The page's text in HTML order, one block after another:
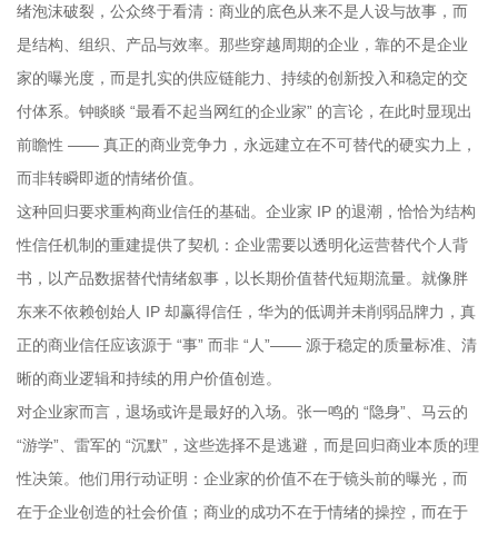
绪泡沫破裂，公众终于看清：商业的底色从来不是人设与故事，而
是结构、组织、产品与效率。那些穿越周期的企业，靠的不是企业
家的曝光度，而是扎实的供应链能力、持续的创新投入和稳定的交
付体系。钟睒睒 “最看不起当网红的企业家” 的言论，在此时显现出
前瞻性 —— 真正的商业竞争力，永远建立在不可替代的硬实力上，
而非转瞬即逝的情绪价值。
这种回归要求重构商业信任的基础。企业家 IP 的退潮，恰恰为结构
性信任机制的重建提供了契机：企业需要以透明化运营替代个人背
书，以产品数据替代情绪叙事，以长期价值替代短期流量。就像胖
东来不依赖创始人 IP 却赢得信任，华为的低调并未削弱品牌力，真
正的商业信任应该源于 “事” 而非 “人”—— 源于稳定的质量标准、清
晰的商业逻辑和持续的用户价值创造。
对企业家而言，退场或许是最好的入场。张一鸣的 “隐身”、马云的
“游学”、雷军的 “沉默”，这些选择不是逃避，而是回归商业本质的理
性决策。他们用行动证明：企业家的价值不在于镜头前的曝光，而
在于企业创造的社会价值；商业的成功不在于情绪的操控，而在于